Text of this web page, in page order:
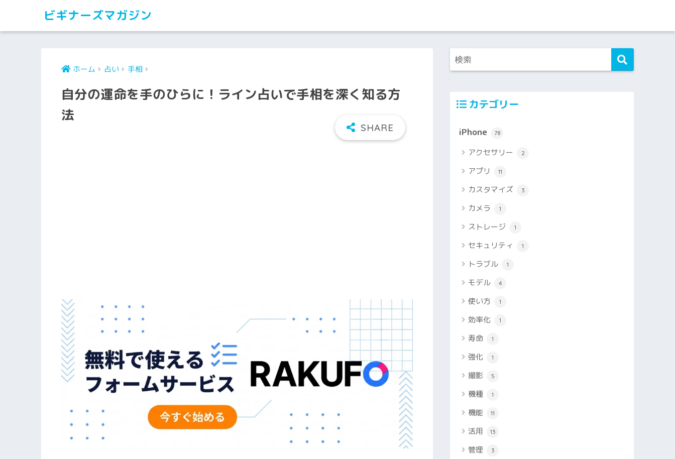
ビギナーズマガジン
ホーム 占い 手相
自分の運命を手のひらに！ライン占いで手相を深く知る方
法
カテゴリー
iPhone 78
アクセサリー 2
アプリ 11
カスタマイズ 3
カメラ 1
ストレージ 1
セキュリティ 1
トラブル 1
モデル 4
使い方 1
効率化 1
寿命 1
強化 1
撮影 5
機種 1
機能 11
活用 13
管理 3